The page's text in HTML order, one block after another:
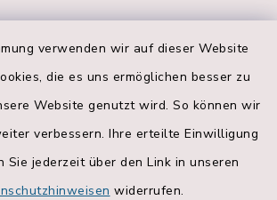
verwenden wir auf dieser Website
die es uns ermöglichen besser zu
Website genutzt wird. So können wir
verbessern. Ihre erteilte Einwilligung
Sie jederzeit über den Link in unseren
widerrufen.
Rosenheim